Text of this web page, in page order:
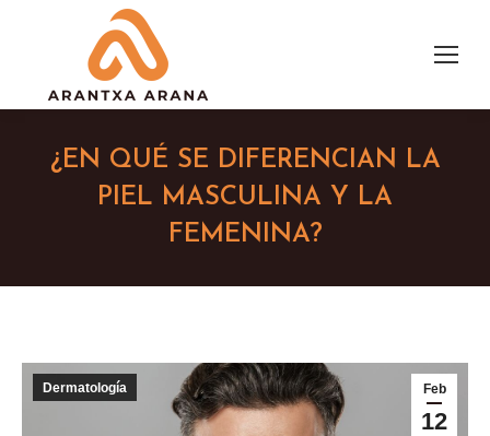
¿EN QUÉ SE DIFERENCIAN LA
PIEL MASCULINA Y LA
FEMENINA?
Feb
12
Dermatología